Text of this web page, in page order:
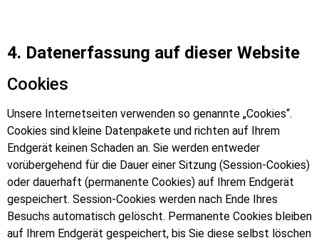
4. Datenerfassung auf dieser Website
Cookies
Unsere Internetseiten verwenden so genannte „Cookies“.
Cookies sind kleine Datenpakete und richten auf Ihrem
Endgerät keinen Schaden an. Sie werden entweder
vorübergehend für die Dauer einer Sitzung (Session-Cookies)
oder dauerhaft (permanente Cookies) auf Ihrem Endgerät
gespeichert. Session-Cookies werden nach Ende Ihres
Besuchs automatisch gelöscht. Permanente Cookies bleiben
auf Ihrem Endgerät gespeichert, bis Sie diese selbst löschen